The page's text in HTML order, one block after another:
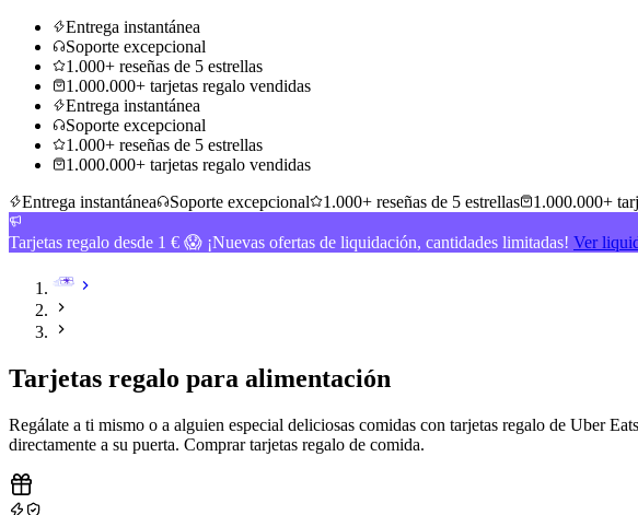
Entrega instantánea
Soporte excepcional
1.000+ reseñas de 5 estrellas
1.000.000+ tarjetas regalo vendidas
Entrega instantánea
Soporte excepcional
1.000+ reseñas de 5 estrellas
1.000.000+ tarjetas regalo vendidas
Entrega instantánea
Soporte excepcional 1.000+ reseñas de 5 estrellas 1.000.000+
Tarjetas regalo desde 1 € 😱 ¡Nuevas ofertas de liquidación, cantidades limitadas! Ver
Tarjetas regalo para alimentación
Regálate a ti mismo o a alguien especial deliciosas comidas con tarjetas regalo de Uber
directamente a su puerta. Comprar tarjetas regalo de comida.